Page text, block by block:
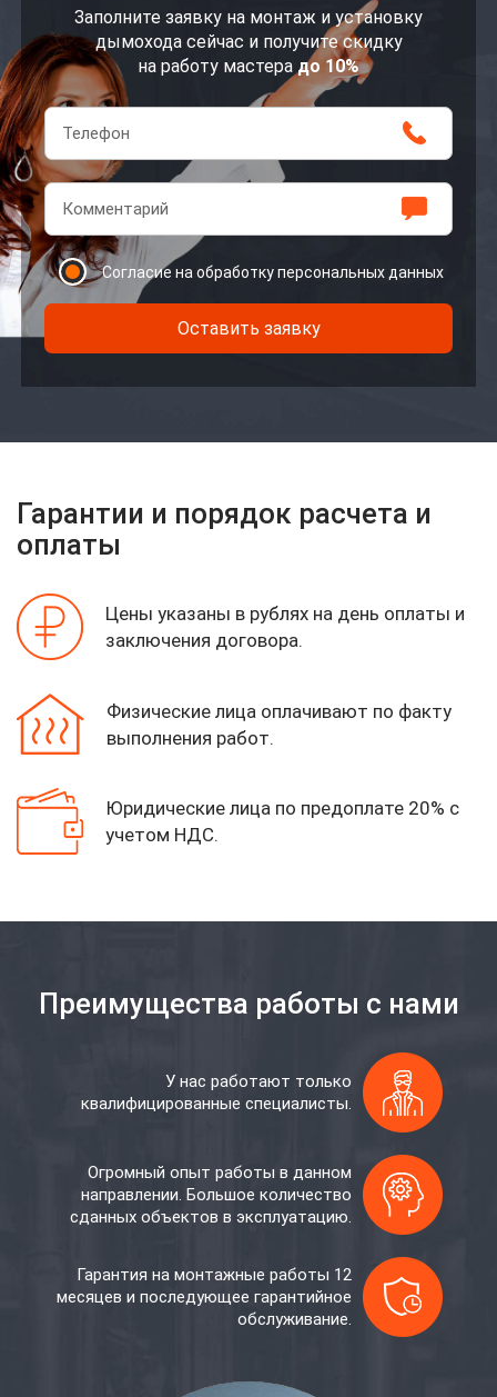
Заполните заявку на монтаж и установку
дымохода сейчас и получите скидку
на работу мастера до 10%
Согласие на обработку персональных данных
Оставить заявку
Гарантии и порядок расчета и
оплаты
Цены указаны в рублях на день оплаты и
заключения договора.
Физические лица оплачивают по факту
выполнения работ.
Юридические лица по предоплате 20% с
учетом НДС.
Преимущества работы с нами
У нас работают только
квалифицированные специалисты.
Огромный опыт работы в данном
направлении. Большое количество
сданных объектов в эксплуатацию.
Гарантия на монтажные работы 12
месяцев и последующее гарантийное
обслуживание.